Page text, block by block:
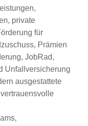
private
für
Prämien
JobRad,
Unfallversicherung
ausgestattete